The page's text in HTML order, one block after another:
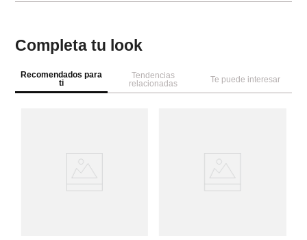
Completa tu look
Recomendados para
ti
Tendencias
relacionadas
Te puede interesar